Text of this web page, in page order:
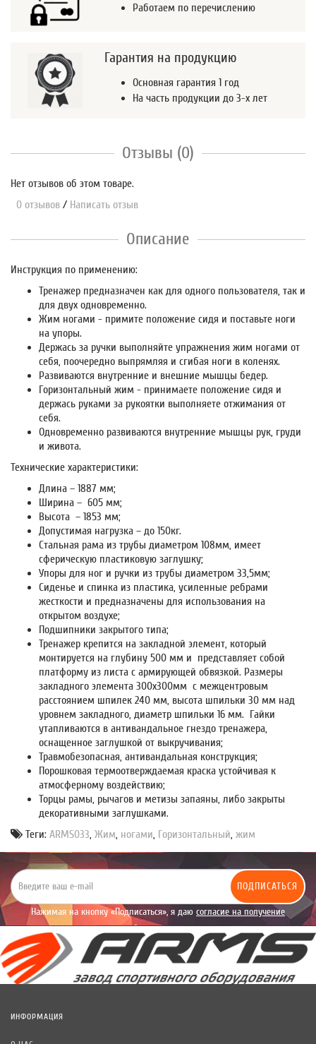
Работаем по перечислению
Гарантия на продукцию
Основная гарантия 1 год
На часть продукции до 3-х лет
Отзывы (0)
Нет отзывов об этом товаре.
0 отзывов / Написать отзыв
Описание
Инструкция по применению:
Тренажер предназначен как для одного пользователя, так и
для двух одновременно.
Жим ногами - примите положение сидя и поставьте ноги
на упоры.
Держась за ручки выполняйте упражнения жим ногами от
себя, поочередно выпрямляя и сгибая ноги в коленях.
Развиваются внутренние и внешние мышцы бедер.
Горизонтальный жим - принимаете положение сидя и
держась руками за рукоятки выполняете отжимания от
себя.
Одновременно развиваются внутренние мышцы рук, груди
и живота.
Технические характеристики:
Длина – 1887 мм;
Ширина – 605 мм;
Высота – 1853 мм;
Допустимая нагрузка – до 150кг.
Стальная рама из трубы диаметром 108мм, имеет
сферическую пластиковую заглушку;
Упоры для ног и ручки из трубы диаметром 33,5мм;
Сиденье и спинка из пластика, усиленные ребрами
жесткости и предназначены для использования на
открытом воздухе;
Подшипники закрытого типа;
Тренажер крепится на закладной элемент, который
монтируется на глубину 500 мм и представляет собой
платформу из листа с армирующей обвязкой. Размеры
закладного элемента 300х300мм с межцентровым
расстоянием шпилек 240 мм, высота шпильки 30 мм над
уровнем закладного, диаметр шпильки 16 мм. Гайки
утапливаются в антивандальное гнездо тренажера,
оснащенное заглушкой от выкручивания;
Травмобезопасная, антивандальная конструкция;
Порошковая термоотверждаемая краска устойчивая к
атмосферному воздействию;
Торцы рамы, рычагов и метизы запаяны, либо закрыты
декоративными заглушками.
Теги: ARMS033, Жим, ногами, Горизонтальный, жим
ПОДПИСАТЬСЯ
Нажимая на кнопку «Подписаться», я даю согласие на получение
уведомлений рекламного характера.
ИНФОРМАЦИЯ